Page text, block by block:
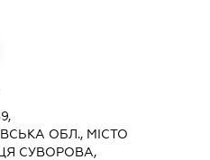
ОБЛ., МІСТО
СУВОРОВА,